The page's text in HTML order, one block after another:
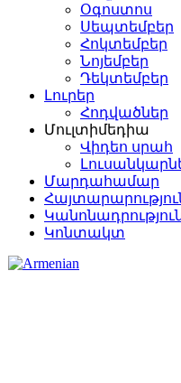
Օգոստոս
Սեպտեմբեր
Հոկտեմբեր
Նոյեմբեր
Դեկտեմբեր
Լուրեր
Հոդվածներ
Մուլտիմեդիա
Վիդեո սրահ
Մարդահամար
Կոնտակտ